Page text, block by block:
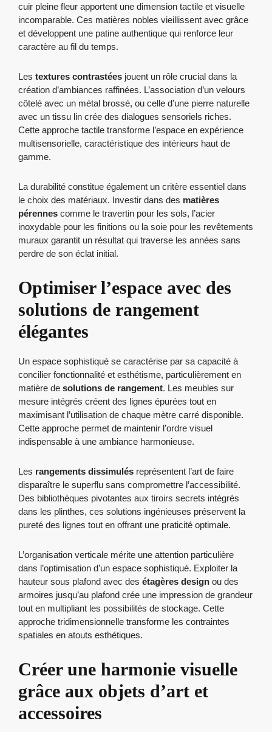
cuir pleine fleur apportent une dimension tactile et visuelle
incomparable. Ces matières nobles vieillissent avec grâce
et développent une patine authentique qui renforce leur
caractère au fil du temps.
Les textures contrastées jouent un rôle crucial dans la
création d’ambiances raffinées. L’association d’un velours
côtelé avec un métal brossé, ou celle d’une pierre naturelle
avec un tissu lin crée des dialogues sensoriels riches.
Cette approche tactile transforme l’espace en expérience
multisensorielle, caractéristique des intérieurs haut de
gamme.
La durabilité constitue également un critère essentiel dans
le choix des matériaux. Investir dans des matières
pérennes comme le travertin pour les sols, l’acier
inoxydable pour les finitions ou la soie pour les revêtements
muraux garantit un résultat qui traverse les années sans
perdre de son éclat initial.
Optimiser l’espace avec des
solutions de rangement
élégantes
Un espace sophistiqué se caractérise par sa capacité à
concilier fonctionnalité et esthétisme, particulièrement en
matière de solutions de rangement. Les meubles sur
mesure intégrés créent des lignes épurées tout en
maximisant l’utilisation de chaque mètre carré disponible.
Cette approche permet de maintenir l’ordre visuel
indispensable à une ambiance harmonieuse.
Les rangements dissimulés représentent l’art de faire
disparaître le superflu sans compromettre l’accessibilité.
Des bibliothèques pivotantes aux tiroirs secrets intégrés
dans les plinthes, ces solutions ingénieuses préservent la
pureté des lignes tout en offrant une praticité optimale.
L’organisation verticale mérite une attention particulière
dans l’optimisation d’un espace sophistiqué. Exploiter la
hauteur sous plafond avec des étagères design ou des
armoires jusqu’au plafond crée une impression de grandeur
tout en multipliant les possibilités de stockage. Cette
approche tridimensionnelle transforme les contraintes
spatiales en atouts esthétiques.
Créer une harmonie visuelle
grâce aux objets d’art et
accessoires